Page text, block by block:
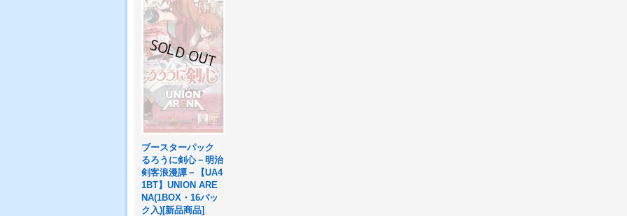
ブースターパック
るろうに剣心－明治
剣客浪漫譚－【UA4
1BT】UNION ARE
NA(1BOX・16パッ
ク入)[新品商品]